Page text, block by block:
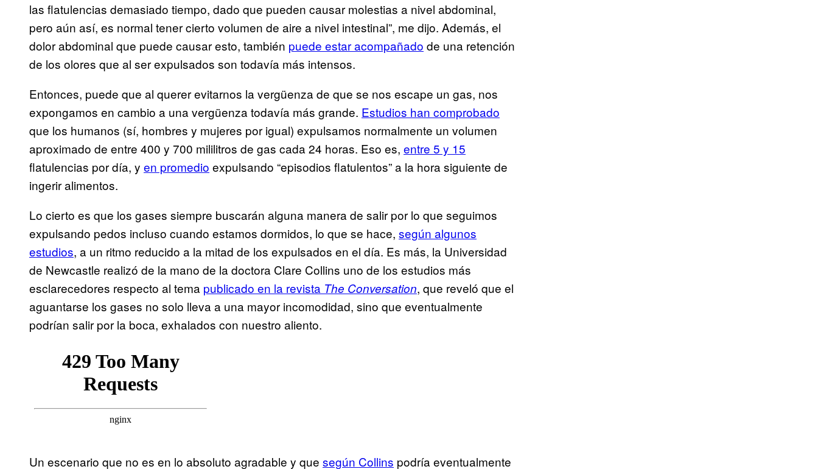
las flatulencias demasiado tiempo, dado que pueden causar molestias a nivel abdominal,
pero aún así, es normal tener cierto volumen de aire a nivel intestinal”, me dijo. Además, el
dolor abdominal que puede causar esto, también puede estar acompañado de una retención
de los olores que al ser expulsados son todavía más intensos.
Entonces, puede que al querer evitarnos la vergüenza de que se nos escape un gas, nos
expongamos en cambio a una vergüenza todavía más grande. Estudios han comprobado
que los humanos (sí, hombres y mujeres por igual) expulsamos normalmente un volumen
aproximado de entre 400 y 700 mililitros de gas cada 24 horas. Eso es, entre 5 y 15
flatulencias por día, y en promedio expulsando “episodios flatulentos” a la hora siguiente de
ingerir alimentos.
Lo cierto es que los gases siempre buscarán alguna manera de salir por lo que seguimos
expulsando pedos incluso cuando estamos dormidos, lo que se hace, según algunos
estudios, a un ritmo reducido a la mitad de los expulsados en el día. Es más, la Universidad
de Newcastle realizó de la mano de la doctora Clare Collins uno de los estudios más
esclarecedores respecto al tema publicado en la revista The Conversation, que reveló que el
aguantarse los gases no solo lleva a una mayor incomodidad, sino que eventualmente
podrían salir por la boca, exhalados con nuestro aliento.
Un escenario que no es en lo absoluto agradable y que según Collins podría eventualmente